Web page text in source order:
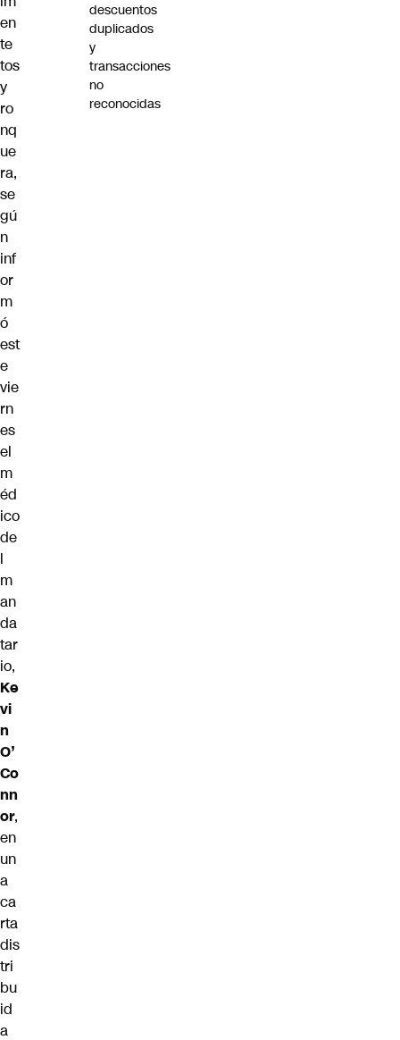
en
te
tos
y
ro
nq
ue
ra,
se
gú
n
inf
or
m
ó
est
e
vie
rn
es
el
m
éd
ico
de
l
m
an
da
tar
io,
Ke
vi
n
O’
Co
nn
or,
en
un
a
ca
rta
dis
tri
bu
id
a
descuentos
duplicados
y
transacciones
no
reconocidas